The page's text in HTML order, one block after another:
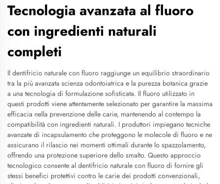
Tecnologia avanzata al fluoro
con ingredienti naturali
completi
Il dentifricio naturale con fluoro raggiunge un equilibrio straordinario
tra la più avanzata scienza odontoiatrica e la purezza botanica grazie
a una tecnologia di formulazione sofisticata. Il fluoro utilizzato in
questi prodotti viene attentamente selezionato per garantire la massima
efficacia nella prevenzione delle carie, mantenendo al contempo la
compatibilità con ingredienti naturali. I produttori impiegano tecniche
avanzate di incapsulamento che proteggono le molecole di fluoro e ne
assicurano il rilascio nei momenti ottimali durante lo spazzolamento,
offrendo una protezione superiore dello smalto. Questo approccio
tecnologico consente al dentifricio naturale con fluoro di fornire gli
stessi benefici protettivi contro le carie dei prodotti convenzionali,